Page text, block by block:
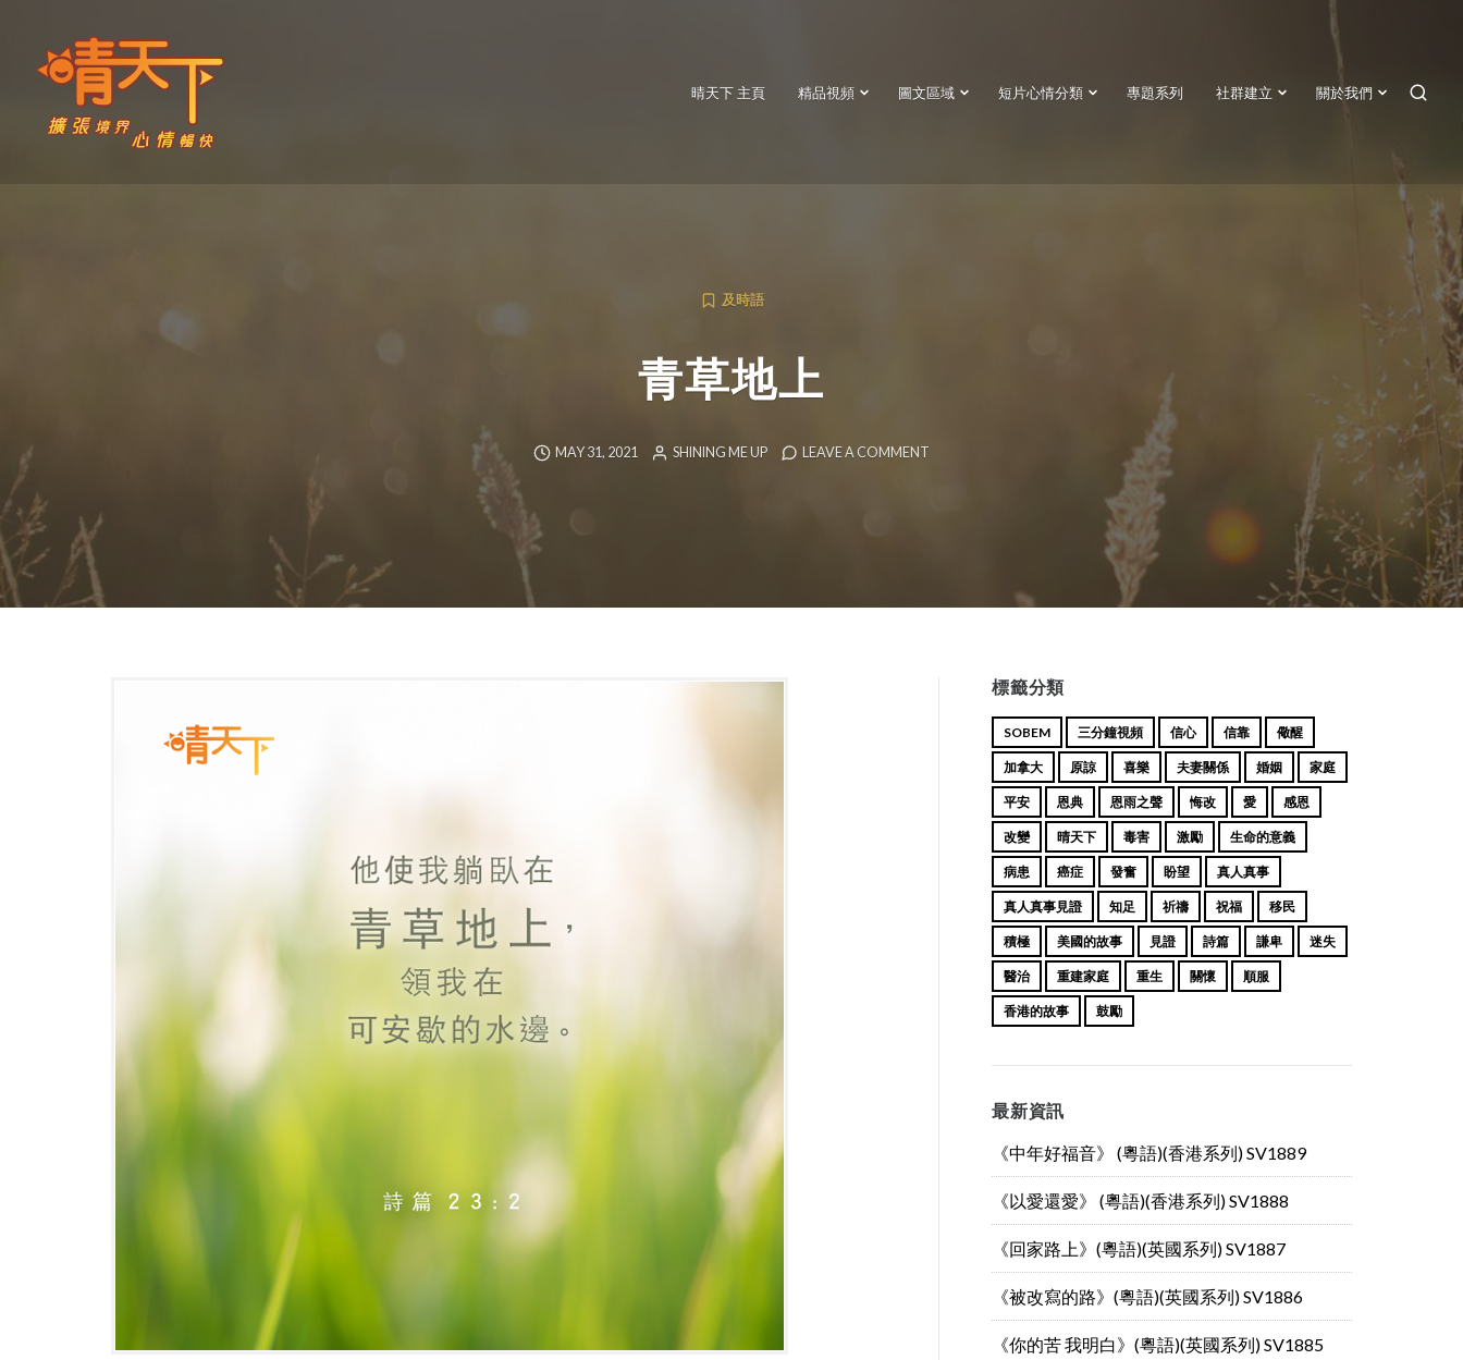
content
晴天下 主頁 精品視頻 圖文區域 短片心情分類 專題系列 社群建立 關於我們
及時語
青草地上
MAY 31, 2021 SHINING ME UP LEAVE A COMMENT
標籤分類
SOBEM 三分鐘視頻 信心 信靠 儆醒
加拿大 原諒 喜樂 夫妻關係 婚姻 家庭
平安 恩典 恩雨之聲 悔改 愛 感恩
改變 晴天下 毒害 激勵 生命的意義
病患 癌症 發奮 盼望 真人真事
真人真事見證 知足 祈禱 祝福 移民
積極 美國的故事 見證 詩篇 謙卑 迷失
醫治 重建家庭 重生 關懷 順服
香港的故事 鼓勵
最新資訊
《中年好福音》 (粵語)(香港系列) SV1889
《以愛還愛》 (粵語)(香港系列) SV1888
《回家路上》(粵語)(英國系列) SV1887
《被改寫的路》(粵語)(英國系列) SV1886
《你的苦 我明白》(粵語)(英國系列) SV1885